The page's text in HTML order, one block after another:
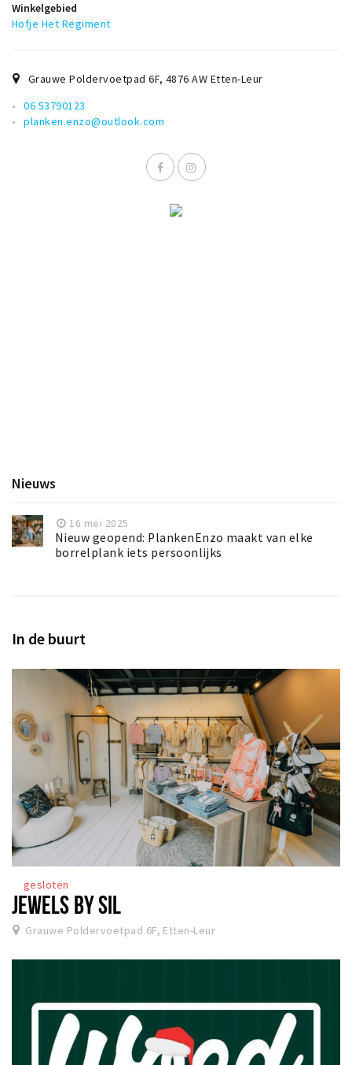
Winkelgebied
Hofje Het Regiment
Grauwe Poldervoetpad 6F, 4876 AW Etten-Leur
06 53790123
planken.enzo@outlook.com
Nieuws
16 mei 2025
Nieuw geopend: PlankenEnzo maakt van elke
borrelplank iets persoonlijks
In de buurt
gesloten
JEWELS BY SIL
Grauwe Poldervoetpad 6F, Etten-Leur